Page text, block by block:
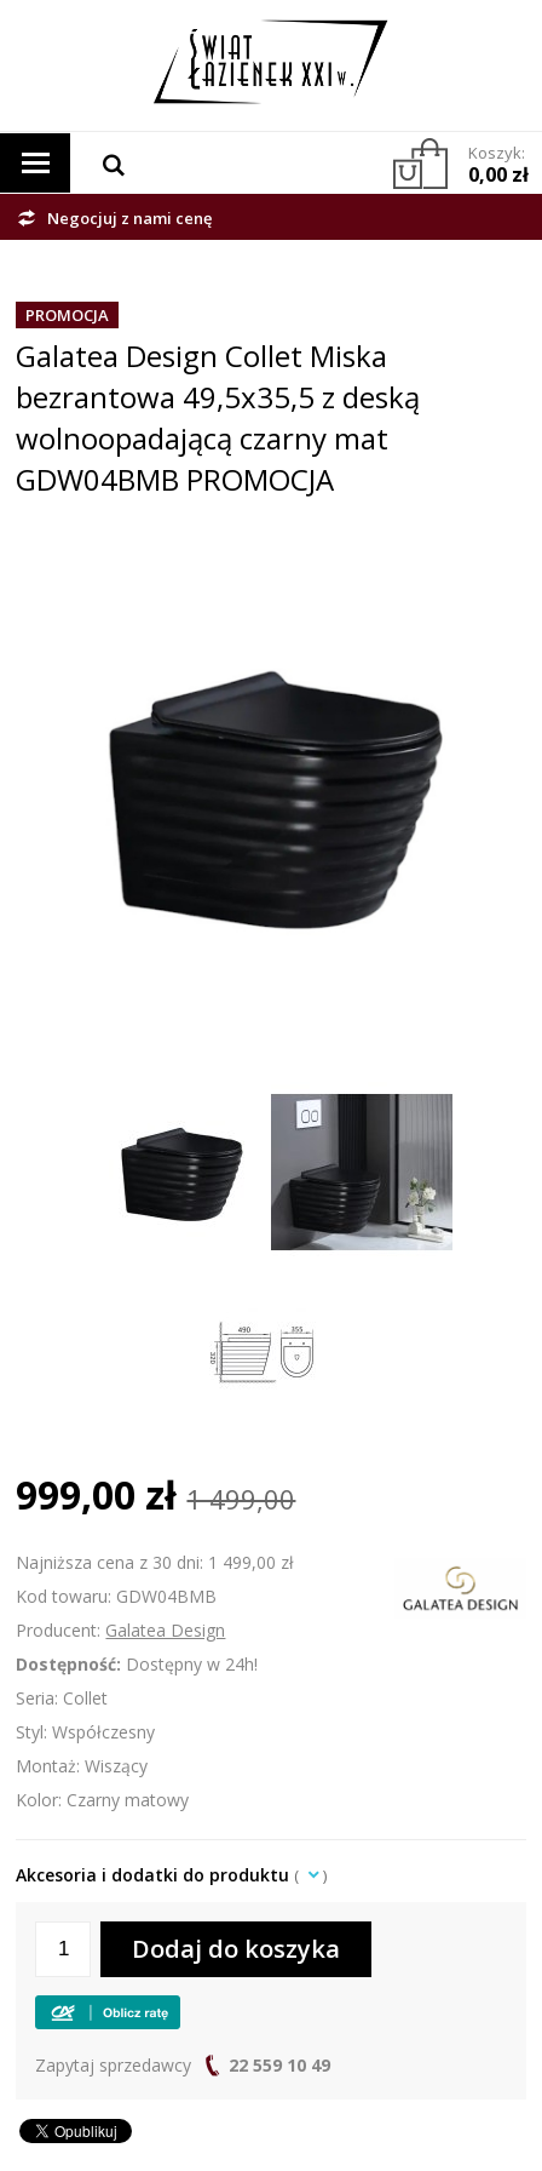
Koszyk:
0,00 zł
Negocjuj z nami cenę
PROMOCJA
Galatea Design Collet Miska
bezrantowa 49,5x35,5 z deską
wolnoopadającą czarny mat
GDW04BMB PROMOCJA
999,00 zł 1 499,00
Najniższa cena z 30 dni: 1 499,00 zł
Kod towaru: GDW04BMB
Producent: Galatea Design
Dostępność: Dostępny w 24h!
Seria: Collet
Styl: Współczesny
Montaż: Wiszący
Kolor: Czarny matowy
Akcesoria i dodatki do produktu ( )
Zapytaj sprzedawcy 22 559 10 49